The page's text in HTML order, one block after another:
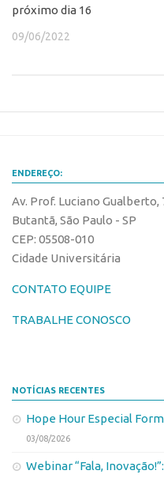
Edição 2019
Softwares
Cultivares
Portal do Inventor
Transferência de
Editais de TT
próximo dia 16
09/06/2022
ENDEREÇO:
Av. Prof. Luciano Gualberto,
Butantã, São Paulo - SP
CEP: 05508-010
Cidade Universitária
CONTATO EQUIPE
TRABALHE CONOSCO
NOTÍCIAS RECENTES
Hope Hour Especial
03/08/2026
Webinar “Fala,